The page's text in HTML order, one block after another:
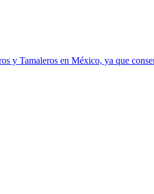
y Tamaleros en México, ya que